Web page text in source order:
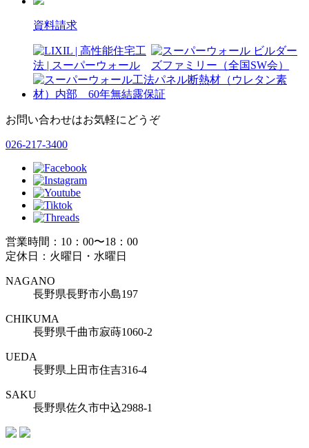
資料請求
お問い合わせはお気軽にどうぞ
026-217-3400
営業時間：10：00〜18：00
定休日：火曜日・水曜日
NAGANO
長野県長野市小島197
CHIKUMA
長野県千曲市寂蒔1060-2
UEDA
長野県上田市住吉316-4
SAKU
長野県佐久市中込2988-1